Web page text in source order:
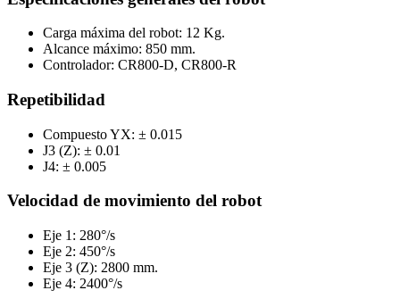
Carga máxima del robot: 12 Kg.
Alcance máximo: 850 mm.
Controlador: CR800-D, CR800-R
Repetibilidad
Compuesto YX: ± 0.015
J3 (Z): ± 0.01
J4: ± 0.005
Velocidad de movimiento del robot
Eje 1: 280°/s
Eje 2: 450°/s
Eje 3 (Z): 2800 mm.
Eje 4: 2400°/s